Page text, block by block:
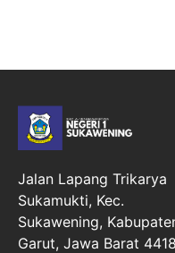
Jalan Lapang Trikarya
Sukamukti, Kec.
Sukawening,
Garut, Jawa Barat